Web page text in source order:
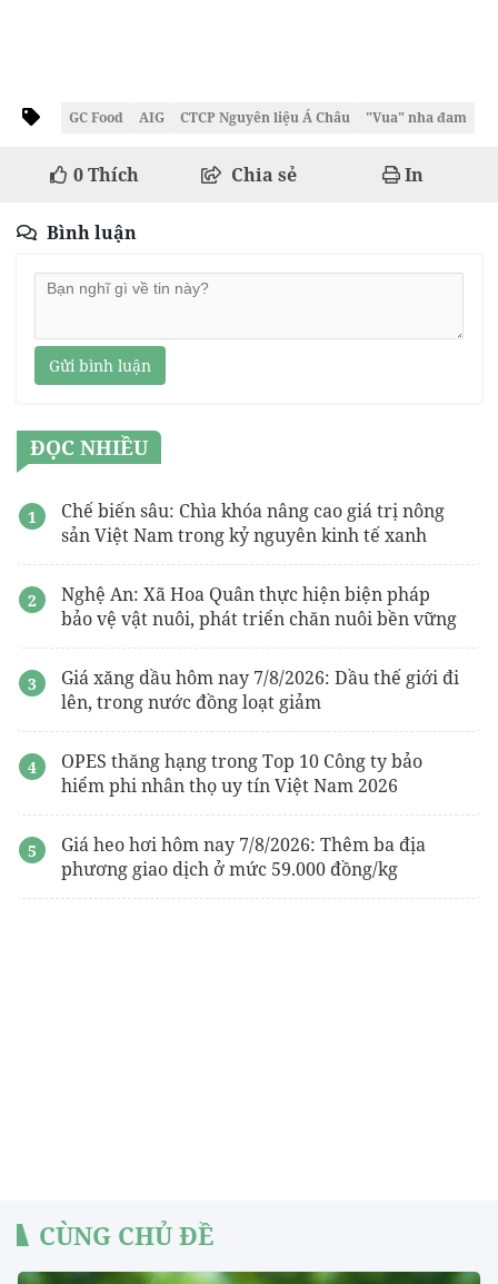
GC Food AIG CTCP Nguyên liệu Á Châu "Vua" nha đam
0Thích Chia sẻ In
Bình luận
Gửi bình luận
ĐỌC NHIỀU
Chế biến sâu: Chìa khóa nâng cao giá trị nông
sản Việt Nam trong kỷ nguyên kinh tế xanh
Nghệ An: Xã Hoa Quân thực hiện biện pháp
bảo vệ vật nuôi, phát triển chăn nuôi bền vững
Giá xăng dầu hôm nay 7/8/2026: Dầu thế giới đi
lên, trong nước đồng loạt giảm
OPES thăng hạng trong Top 10 Công ty bảo
hiểm phi nhân thọ uy tín Việt Nam 2026
Giá heo hơi hôm nay 7/8/2026: Thêm ba địa
phương giao dịch ở mức 59.000 đồng/kg
CÙNG CHỦ ĐỀ